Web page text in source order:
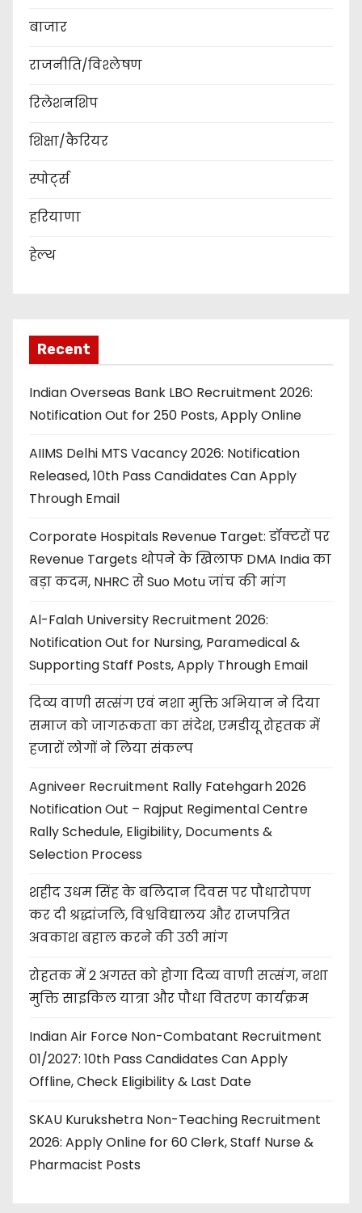
बाजार
राजनीति/विश्लेषण
रिलेशनशिप
शिक्षा/कैरियर
स्पोर्ट्स
हरियाणा
हेल्थ
Recent
Indian Overseas Bank LBO Recruitment 2026:
Notification Out for 250 Posts, Apply Online
AIIMS Delhi MTS Vacancy 2026: Notification
Released, 10th Pass Candidates Can Apply
Through Email
Corporate Hospitals Revenue Target: डॉक्टरों पर
Revenue Targets थोपने के खिलाफ DMA India का
बड़ा कदम, NHRC से Suo Motu जांच की मांग
Al-Falah University Recruitment 2026:
Notification Out for Nursing, Paramedical &
Supporting Staff Posts, Apply Through Email
दिव्य वाणी सत्संग एवं नशा मुक्ति अभियान ने दिया
समाज को जागरूकता का संदेश, एमडीयू रोहतक में
हजारों लोगों ने लिया संकल्प
Agniveer Recruitment Rally Fatehgarh 2026
Notification Out – Rajput Regimental Centre
Rally Schedule, Eligibility, Documents &
Selection Process
शहीद उधम सिंह के बलिदान दिवस पर पौधारोपण
कर दी श्रद्धांजलि, विश्वविद्यालय और राजपत्रित
अवकाश बहाल करने की उठी मांग
रोहतक में 2 अगस्त को होगा दिव्य वाणी सत्संग, नशा
मुक्ति साइकिल यात्रा और पौधा वितरण कार्यक्रम
Indian Air Force Non-Combatant Recruitment
01/2027: 10th Pass Candidates Can Apply
Offline, Check Eligibility & Last Date
SKAU Kurukshetra Non-Teaching Recruitment
2026: Apply Online for 60 Clerk, Staff Nurse &
Pharmacist Posts